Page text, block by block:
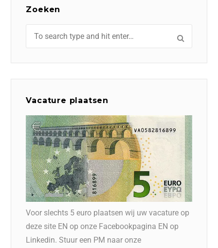
Zoeken
Vacature plaatsen
Voor slechts 5 euro plaatsen wij uw vacature op
deze site EN op onze Facebookpagina EN op
Linkedin. Stuur een PM naar onze